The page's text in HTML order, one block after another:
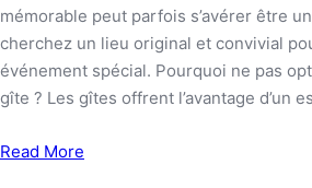
mémorable peut parfois s’avérer être
cherchez un lieu original et convivial
événement spécial. Pourquoi ne pas
gîte ? Les gîtes offrent l’avantage d’un
Read More